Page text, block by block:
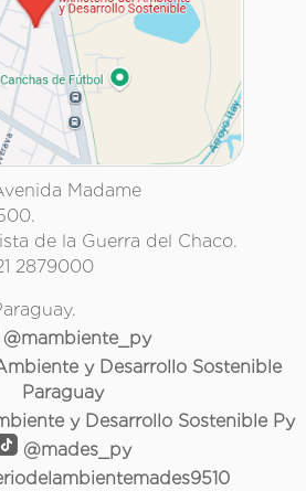
Madame
de la Guerra del Chaco.
2879000
y Desarrollo Sostenible
Paraguay
y Desarrollo Sostenible Py
@mades_py